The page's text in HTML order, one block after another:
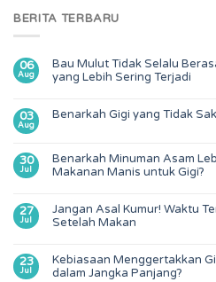
BERITA TERBARU
06
Aug
Bau Mulut Tidak Selalu
yang Lebih Sering Terjadi
03
Aug
Benarkah Gigi yang Tidak
30
Jul
Benarkah Minuman Asam
Makanan Manis untuk Gigi?
27
Jul
Jangan Asal Kumur! Waktu
Setelah Makan
23
Jul
Kebiasaan Menggertakkan
dalam Jangka Panjang?